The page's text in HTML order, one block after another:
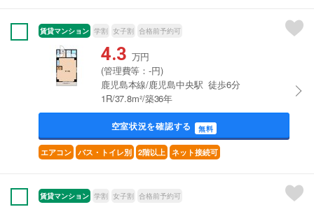
賃貸マンション 学割 女子割 合格前予約可
4.3 万円
(管理費等：-円)
鹿児島本線/鹿児島中央駅 徒歩6分
1R/37.8m²/築36年
空室状況を確認する 無料
エアコン バス・トイレ別 2階以上 ネット接続可
賃貸マンション 学割 女子割 合格前予約可